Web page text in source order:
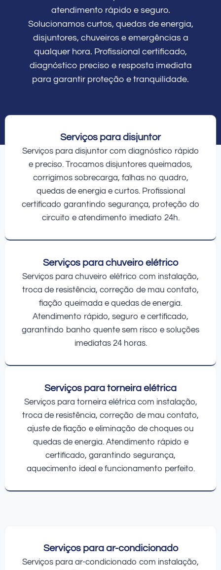
atendimento rápido e seguro.
Solucionamos curtos, quedas de energia,
disjuntores, chuveiros e emergências a
qualquer hora. Profissional certificado,
diagnóstico preciso e resposta imediata
para garantir proteção e tranquilidade.
Serviços para disjuntor
Serviços para disjuntor com diagnóstico rápido
e preciso. Trocamos disjuntores queimados,
corrigimos sobrecarga, falhas no quadro,
quedas de energia e curtos. Profissional
certificado garantindo segurança, proteção do
circuito e atendimento imediato 24h.
Serviços para chuveiro elétrico
Serviços para chuveiro elétrico com instalação,
troca de resistência, correção de mau contato,
fiação queimada e quedas de energia.
Atendimento rápido, seguro e certificado,
garantindo banho quente sem risco e soluções
imediatas 24 horas.
Serviços para torneira elétrica
Serviços para torneira elétrica com instalação,
troca de resistência, correção de mau contato,
ajuste de fiação e eliminação de choques ou
quedas de energia. Atendimento rápido e
certificado, garantindo segurança,
aquecimento ideal e funcionamento perfeito.
Serviços para ar-condicionado
Serviços para ar-condicionado com instalação,